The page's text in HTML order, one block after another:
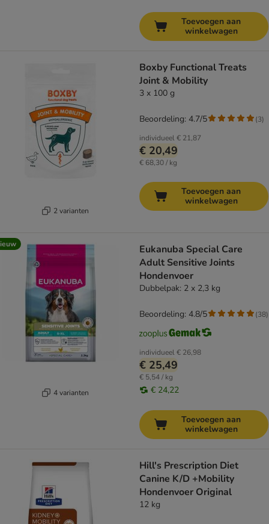
Toevoegen aan
winkelwagen
2 varianten
Boxby Functional Treats
Joint & Mobility
3 x 100 g
individueel€ 21,87
€ 20,49
€ 68,30 / kg
Beoordeling: 4.7/5 (3)
Toevoegen aan
winkelwagen
4 varianten
Eukanuba Special Care
Adult Sensitive Joints
Hondenvoer
Dubbelpak: 2 x 2,3 kg
individueel€ 26,98
€ 25,49
€ 5,54 / kg
€ 24,22
Beoordeling: 4.8/5 (38)
Toevoegen aan
winkelwagen
Hill's Prescription Diet
Canine K/D +Mobility
Hondenvoer Original
12 kg